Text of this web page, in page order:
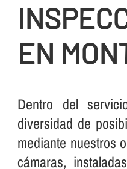
EN
Dentro del
diversidad de
mediante nuestros
cámaras,